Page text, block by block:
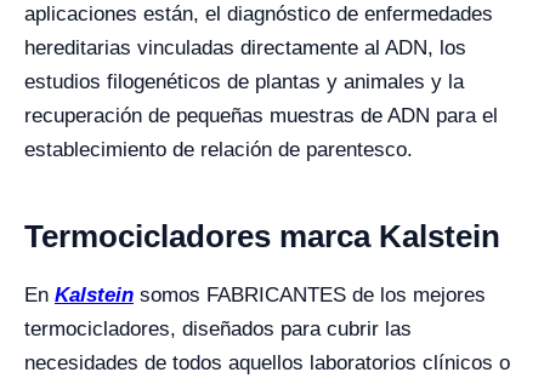
aplicaciones están, el diagnóstico de enfermedades
hereditarias vinculadas directamente al ADN, los
estudios filogenéticos de plantas y animales y la
recuperación de pequeñas muestras de ADN para el
establecimiento de relación de parentesco.
Termocicladores marca Kalstein
En Kalstein somos FABRICANTES de los mejores
termocicladores, diseñados para cubrir las
necesidades de todos aquellos laboratorios clínicos o